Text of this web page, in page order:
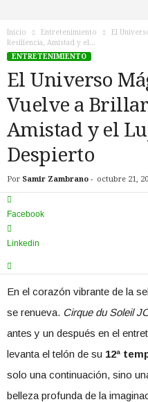
Inicio Entretenimiento
El
Resiliencia, Amistad y el...
ENTRETENIMIENTO
El Universo
Vuelve a
Amistad y el
Despierto
Por Samir Zambrano - octubre 21,
Facebook
Linkedin
En el corazón vibrante de la
se renueva. Cirque du Soleil
antes y un después en el
levanta el telón de su 12ª
solo una continuación, sino
belleza profunda de la